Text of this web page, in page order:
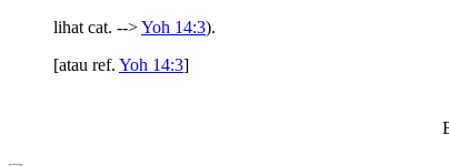
lihat cat. -->Yoh 14:3).
[atau ref. Yoh 14:3]